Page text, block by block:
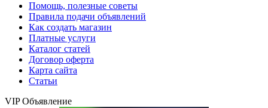
Помощь, полезные советы
Правила подачи объявлений
Как создать магазин
Платные услуги
Каталог статей
Договор оферта
Карта сайта
Статьи
VIP Объявление